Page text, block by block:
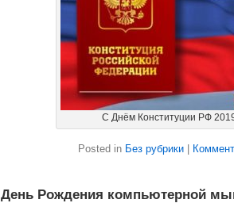
С Днём Конституции РФ
Posted in Без рубрики
День Рождения компьютерной